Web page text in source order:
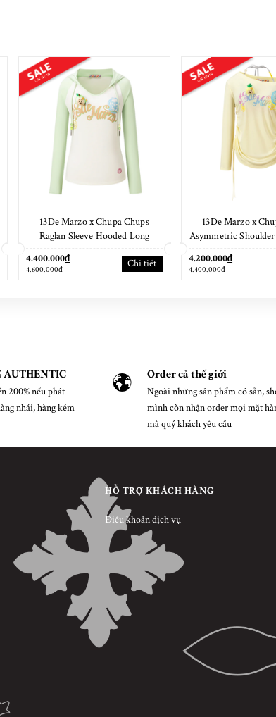
13De Marzo x Chupa Chups
Raglan Sleeve Hooded Long
4.400.000₫
4.600.000₫ Chi tiết
13De Marzo x
Asymmetric
4.200.000₫
4.400.000₫
AUTHENTIC
200% nếu phát
nhái, hàng kém
Order cả thế giới
Ngoài những sản phẩm có sẵn,
mình còn nhận order mọi mặt
mà quý khách yêu cầu
HỖ TRỢ KHÁCH HÀNG
Điều khoản dịch vụ